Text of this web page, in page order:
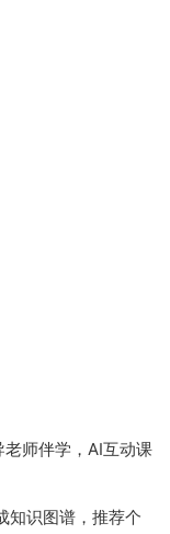
师伴学，AI互动课
知识图谱，推荐个